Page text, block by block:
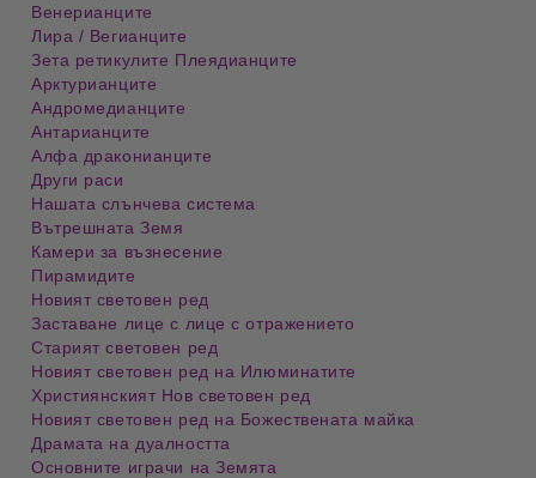
Венерианците
Лира / Вегианците
Зета ретикулите Плеядианците
Арктурианците
Андромедианците
Антарианците
Алфа драконианците
Други раси
Нашата слънчева система
Вътрешната Земя
Камери за възнесение
Пирамидите
Новият световен ред
Заставане лице с лице с отражението
Старият световен ред
Новият световен ред на Илюминатите
Християнският Нов световен ред
Новият световен ред на Божествената майка
Драмата на дуалността
Основните играчи на Земята